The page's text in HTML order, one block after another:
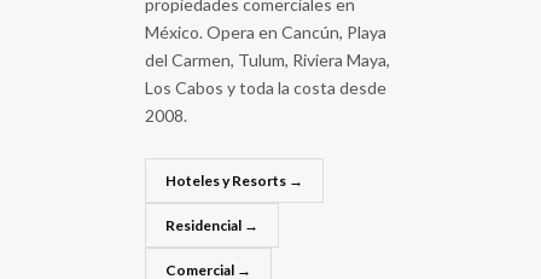
propiedades comerciales en
México. Opera en Cancún, Playa
del Carmen, Tulum, Riviera Maya,
Los Cabos y toda la costa desde
2008.
Hoteles y Resorts →
Residencial →
Comercial →